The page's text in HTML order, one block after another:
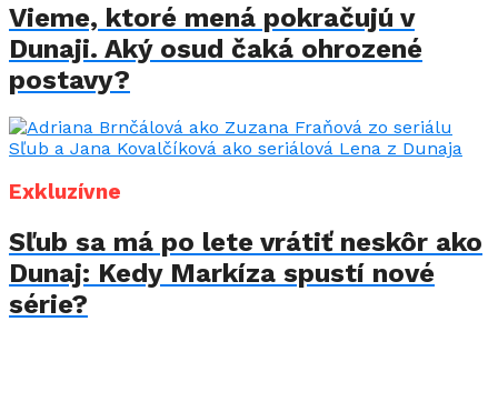
Vieme, ktoré mená pokračujú v
Dunaji. Aký osud čaká ohrozené
postavy?
Exkluzívne
Sľub sa má po lete vrátiť neskôr ako
Dunaj: Kedy Markíza spustí nové
série?